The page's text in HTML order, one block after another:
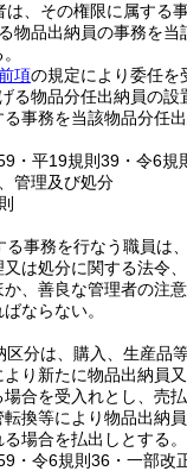
は、その権限に属する事
物品出納員の事務を当
項の規定により委任を
る物品分任出納員の設
事務を当該物品分任
・平19規則39・令6規
管理及び処分
る事務を行なう職員は
は処分に関する法令
、善良な管理者の注
ならない。
区分は、購入、生産品
り新たに物品出納員
場合を受入れとし、売
換等により物品出納
場合を払出しとする。
・令6規則36・一部改